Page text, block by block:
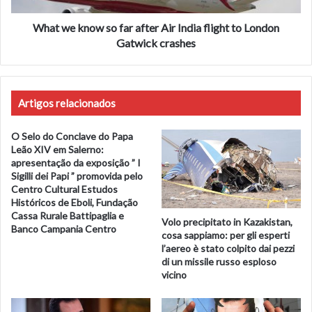
Gli ultimi istanti
unachiamata di emergenza dall’aereoprima che tutte le
comunicazioni venissero interrotte», ha comunicato la
Direzione Generale dell’Aviazione Civile (DGCA)
dell’India. «Il volo era comandato dalcomandante Sumeet
Sabharwal, con 8.200 ore di esperienza, e dal primo
ufficiale Clive Kundar, con 1.100 ore di esperienza di volo.
Le indagini sull’incidente sono in corso».
La conferma
«Il volo AI171, in servizio sulla tratta Ahmedabad-Londra
2025», conferma Air India in una nota su X (l’ex Twitter).
flight
What we know so far after Air India flight to London
Gatwick crashes
Artigos relacionados
O Selo do Conclave do Papa
Leão XIV em Salerno:
apresentação da exposição ” I
Sigilli dei Papi ” promovida pelo
Centro Cultural Estudos
Históricos de Eboli, Fundação
Cassa Rurale Battipaglia e
Banco Campania Centro
Volo precipitato in Kazakistan,
cosa sappiamo: per gli esperti
l’aereo è stato colpito dai pezzi
di un missile russo esploso
vicino